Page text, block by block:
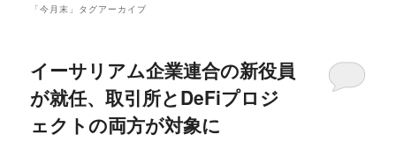
「今月末 」タグアーカイブ
イーサリアム企業連合の新役員
が就任、取引所とDeFiプロジ
ェクトの両方が対象に